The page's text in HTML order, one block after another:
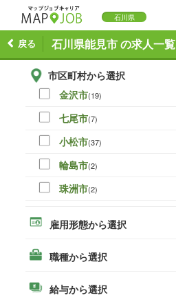
石川県
石川県能見市 の求人一覧
戻る
市区町村から選択
金沢市(19)
七尾市(7)
小松市(37)
輪島市(2)
珠洲市(2)
能見市(2)
白山市 (30)
雇用形態から選択
職種から選択
給与から選択